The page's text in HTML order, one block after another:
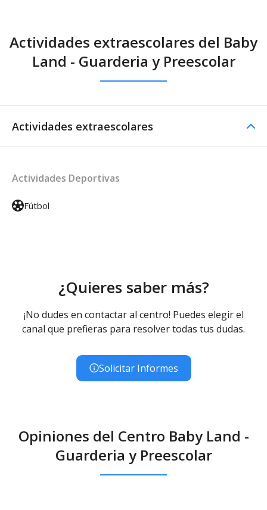
Actividades extraescolares del Baby
Land - Guarderia y Preescolar
Actividades extraescolares
Actividades Deportivas
Fútbol
¿Quieres saber más?
¡No dudes en contactar al centro! Puedes elegir el
canal que prefieras para resolver todas tus dudas.
Solicitar Informes
Opiniones del Centro Baby Land -
Guarderia y Preescolar